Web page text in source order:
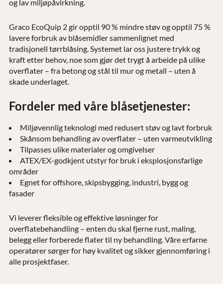
og lav miljøpåvirkning.
Graco EcoQuip 2 gir opptil 90 % mindre støv og opptil 75 %
lavere forbruk av blåsemidler sammenlignet med
tradisjonell tørrblåsing. Systemet lar oss justere trykk og
kraft etter behov, noe som gjør det trygt å arbeide på ulike
overflater – fra betong og stål til mur og metall – uten å
skade underlaget.
Fordeler med våre blåsetjenester:
Miljøvennlig teknologi med redusert støv og lavt forbruk
Skånsom behandling av overflater – uten varmeutvikling
Tilpasses ulike materialer og omgivelser
ATEX/EX-godkjent utstyr for bruk i eksplosjonsfarlige
områder
Egnet for offshore, skipsbygging, industri, bygg og
fasader
Vi leverer fleksible og effektive løsninger for
overflatebehandling – enten du skal fjerne rust, maling,
belegg eller forberede flater til ny behandling. Våre erfarne
operatører sørger for høy kvalitet og sikker gjennomføring i
alle prosjektfaser.